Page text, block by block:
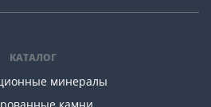
КАТАЛОГ
минералы